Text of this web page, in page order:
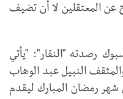
عن المعتقلين لا أن تضيف
رصدته "النقار": "يأتي
النبيل عبد الوهاب
شهر رمضان المبارك ليقدم